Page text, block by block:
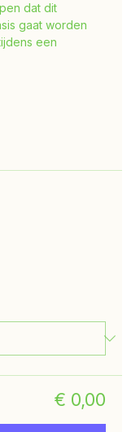
dat dit
gaat worden
een
€ 0,00